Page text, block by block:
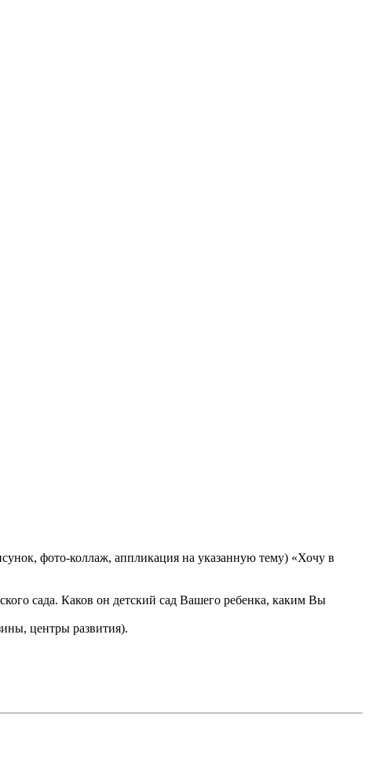
фото-коллаж, аппликация на указанную тему) «Хочу в
сада. Каков он детский сад Вашего ребенка, каким Вы
центры развития).